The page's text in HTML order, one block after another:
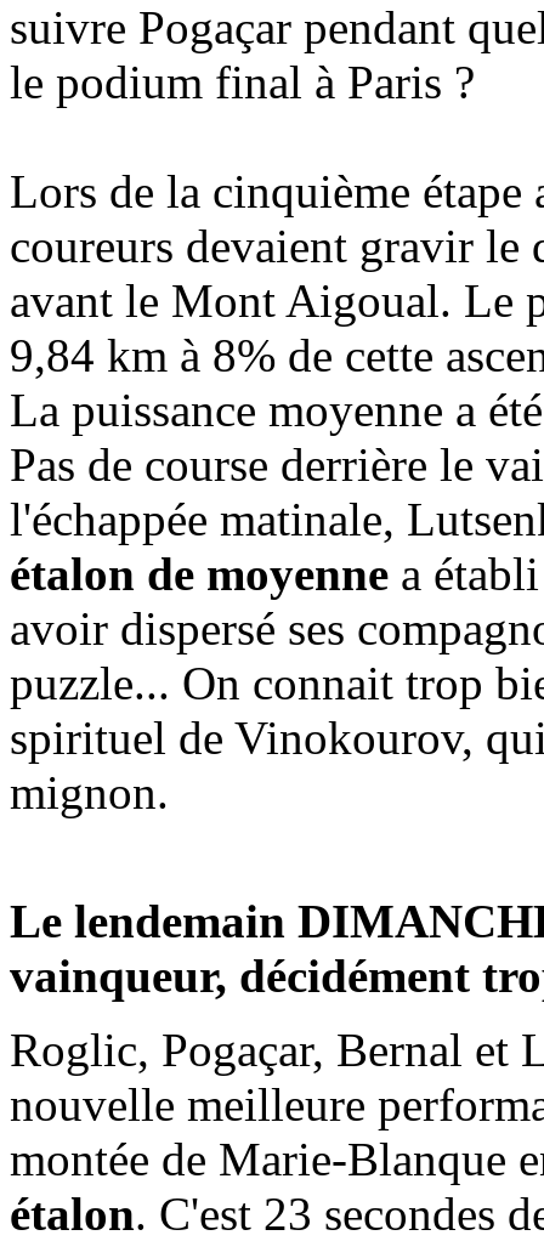
suivre Pogaçar pendant
le podium final à Paris ?
Lors de la cinquième étape
coureurs devaient gravir
avant le Mont Aigoual. Le
9,84 km à 8% de cette
La puissance moyenne a
Pas de course derrière le
l'échappée matinale,
étalon de moyenne a
avoir dispersé ses
puzzle... On connait trop
spirituel de Vinokourov,
mignon.
Le lendemain
vainqueur, décidément
Roglic, Pogaçar, Bernal et
nouvelle meilleure
montée de Marie-Blanque
étalon. C'est 23 secondes